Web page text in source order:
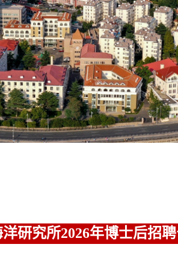
研究所2026年博士后招